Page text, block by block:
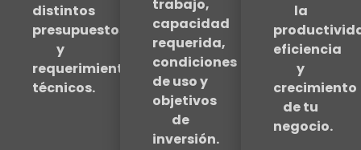
distintos
presupuestos
y
requerimientos
técnicos.
trabajo,
capacidad
requerida,
condiciones
de uso y
objetivos
de
inversión.
la
eficiencia
y
crecimiento
de tu
negocio.